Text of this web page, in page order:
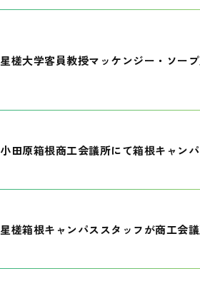
星槎大学客員教授マッケンジー・ソー
小田原箱根商工会議所にて箱根キャン
星槎箱根キャンパススタッフが商工会